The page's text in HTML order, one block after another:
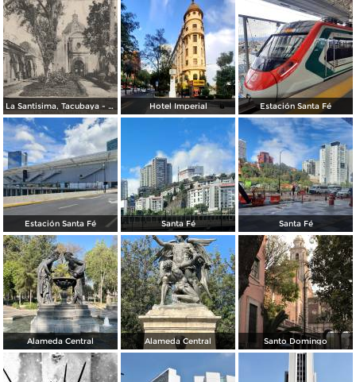
La Santisima, Tacubaya - México Hotel Imperial Estación Santa Fé
Estación Santa Fé Santa Fé Santa Fé
Alameda Central Alameda Central Santo Domingo